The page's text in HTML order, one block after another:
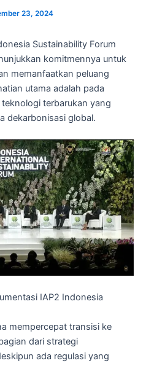
23, 2024
Sustainability Forum
komitmennya untuk
memanfaatkan peluang
utama adalah pada
terbarukan yang
dekarbonisasi global.
IAP2 Indonesia
mempercepat transisi ke
dari strategi
ada regulasi yang